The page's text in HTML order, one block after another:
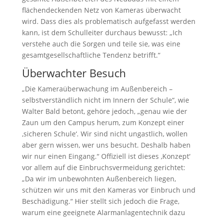
flächendeckenden Netz von Kameras überwacht
wird. Dass dies als problematisch aufgefasst werden
kann, ist dem Schulleiter durchaus bewusst: „Ich
verstehe auch die Sorgen und teile sie, was eine
gesamtgesellschaftliche Tendenz betrifft.“
Überwachter Besuch
„Die Kameraüberwachung im Außenbereich –
selbstverständlich nicht im Innern der Schule“, wie
Walter Bald betont, gehöre jedoch, „genau wie der
Zaun um den Campus herum, zum Konzept einer
‚sicheren Schule‘. Wir sind nicht ungastlich, wollen
aber gern wissen, wer uns besucht. Deshalb haben
wir nur einen Eingang.“ Offiziell ist dieses ‚Konzept‘
vor allem auf die Einbruchsvermeidung gerichtet:
„Da wir im unbewohnten Außenbereich liegen,
schützen wir uns mit den Kameras vor Einbruch und
Beschädigung.“ Hier stellt sich jedoch die Frage,
warum eine geeignete Alarmanlagentechnik dazu